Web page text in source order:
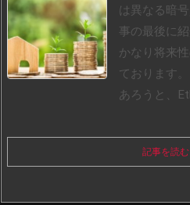
は異なる暗
事の最後に
かなり将来
ております。
あろうと、
記事を読む